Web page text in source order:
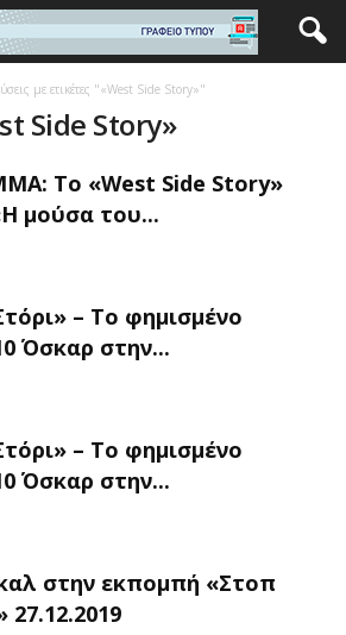
με ετικέτες "«West Side Story»"
Side Story»
Το «West Side Story»
μούσα του...
– Το φημισμένο
Όσκαρ στην...
– Το φημισμένο
Όσκαρ στην...
στην εκπομπή «Στοπ
27.12.2019